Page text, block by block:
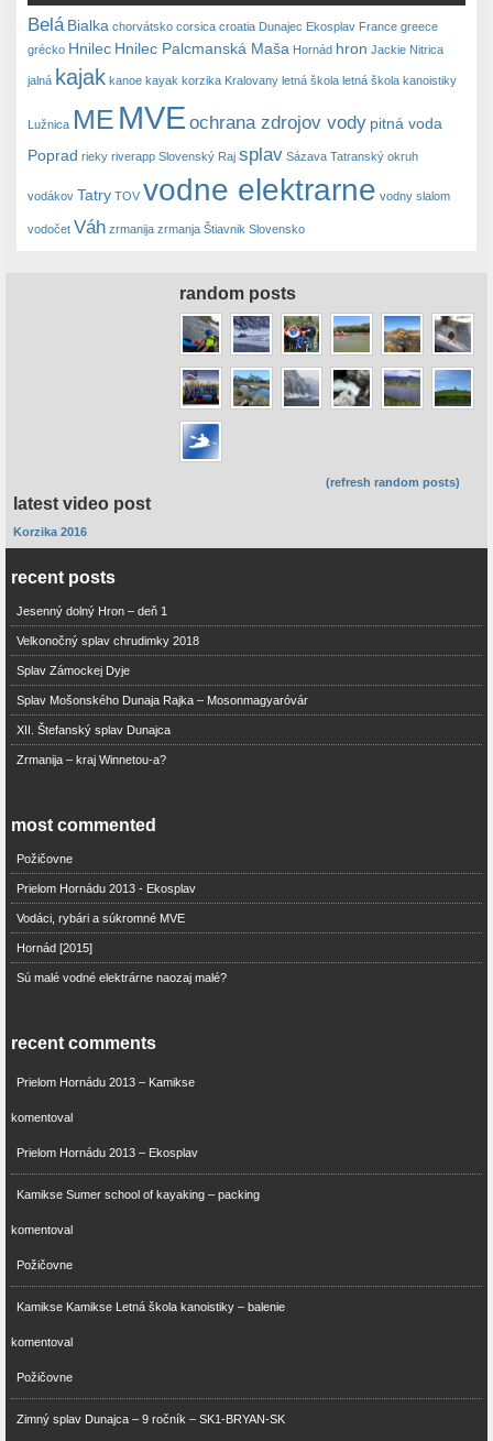
Belá Bialka chorvátsko corsica croatia Dunajec Ekosplav France greece
grécko Hnilec Hnilec Palcmanská Maša Hornád hron Jackie Nitrica
jalná kajak kanoe kayak korzika Kralovany letná škola letná škola kanoistiky
Lužnica ME MVE ochrana zdrojov vody pitná voda
Poprad rieky riverapp Slovenský Raj splav Sázava Tatranský okruh
vodákov Tatry TOV vodne elektrarne vodny slalom
vodočet Váh zrmanija zrmanja Štiavnik Slovensko
random posts
(refresh random posts)
latest video post
Korzika 2016
recent posts
Jesenný dolný Hron – deň 1
Velkonočný splav chrudimky 2018
Splav Zámockej Dyje
Splav Mošonského Dunaja Rajka – Mosonmagyaróvár
XII. Štefanský splav Dunajca
Zrmanija – kraj Winnetou-a?
most commented
Požičovne
Prielom Hornádu 2013 - Ekosplav
Vodáci, rybári a súkromné MVE
Hornád [2015]
Sú malé vodné elektrárne naozaj malé?
recent comments
Prielom Hornádu 2013 – Kamikse
komentoval
Prielom Hornádu 2013 – Ekosplav
Kamikse Sumer school of kayaking – packing
komentoval
Požičovne
Kamikse Kamikse Letná škola kanoistiky – balenie
komentoval
Požičovne
Zimný splav Dunajca – 9 ročník – SK1-BRYAN-SK